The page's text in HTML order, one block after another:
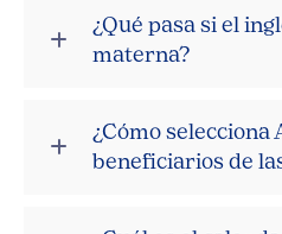
¿Qué pasa si el
materna?
¿Cómo selecciona
beneficiarios de